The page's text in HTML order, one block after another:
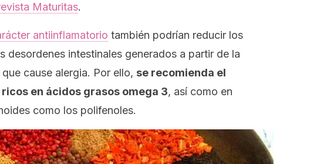
Maturitas.
antiinflamatorio también podrían reducir los
desordenes intestinales generados a partir de la
cause alergia. Por ello, se recomienda el
en ácidos grasos omega 3, así como en
como los polifenoles.